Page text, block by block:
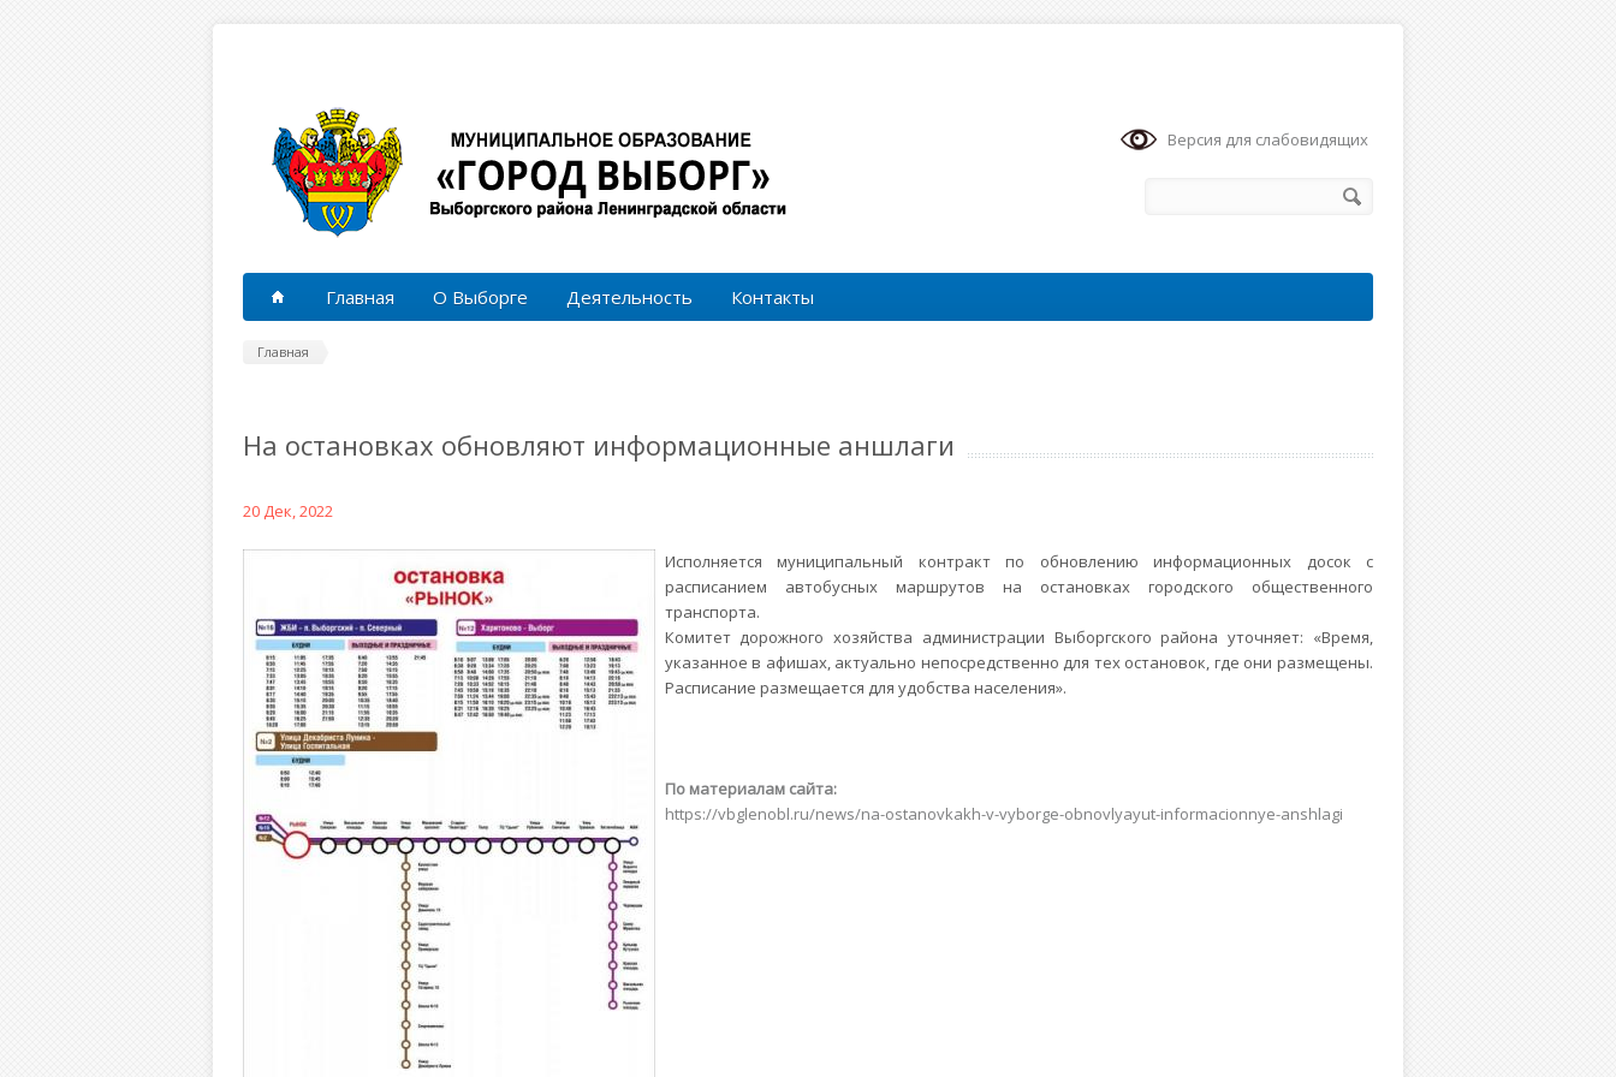
Версия для слабовидящих
Главная О Выборге Деятельность Контакты
Главная
На остановках обновляют информационные аншлаги
20 Дек, 2022
Исполняется муниципальный контракт по обновлению информационных досок с
расписанием автобусных маршрутов на остановках городского общественного
транспорта.
Комитет дорожного хозяйства администрации Выборгского района уточняет: «Время,
указанное в афишах, актуально непосредственно для тех остановок, где они размещены.
Расписание размещается для удобства населения».
По материалам сайта:
https://vbglenobl.ru/news/na-ostanovkakh-v-vyborge-obnovlyayut-informacionnye-anshlagi